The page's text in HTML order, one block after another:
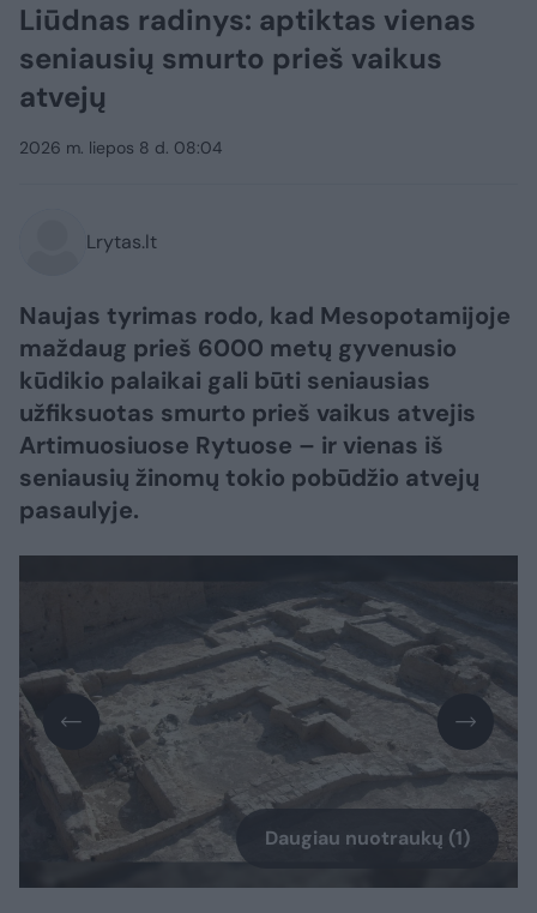
Liūdnas radinys: aptiktas vienas
seniausių smurto prieš vaikus
atvejų
2026 m. liepos 8 d. 08:04
Lrytas.lt
Naujas tyrimas rodo, kad Mesopotamijoje
maždaug prieš 6000 metų gyvenusio
kūdikio palaikai gali būti seniausias
užfiksuotas smurto prieš vaikus atvejis
Artimuosiuose Rytuose – ir vienas iš
seniausių žinomų tokio pobūdžio atvejų
pasaulyje.
Daugiau nuotraukų (1)